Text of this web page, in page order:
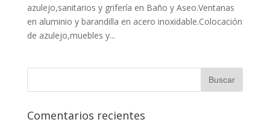
azulejo,sanitarios y grifería en Baño y Aseo.Ventanas
en aluminio y barandilla en acero inoxidable.Colocación
de azulejo,muebles y...
Comentarios recientes